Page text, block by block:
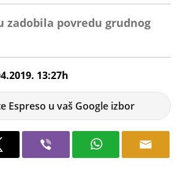
zadobila povredu grudnog
13:27h
Espreso u vaš Google izbor